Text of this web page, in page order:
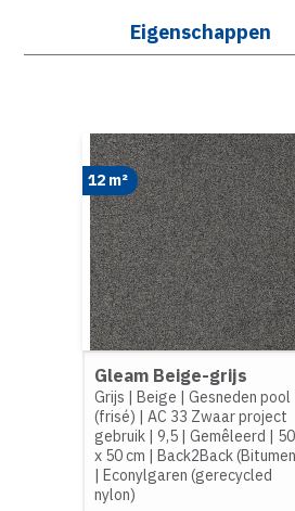
Eigenschappen
12 m²
Gleam Beige-grijs
Grijs | Beige | Gesneden pool
(frisé) | AC 33 Zwaar project
gebruik | 9,5 | Gemêleerd | 50
x 50 cm | Back2Back
| Econylgaren (gerecycled
nylon)